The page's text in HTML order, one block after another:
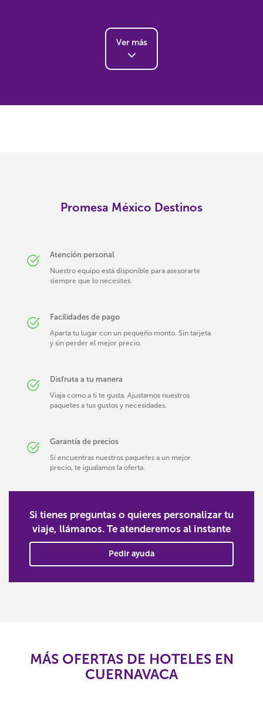
Ver más
Promesa México Destinos
Atención personal
Nuestro equipo está disponible para asesorarte
siempre que lo necesites.
Facilidades de pago
Aparta tu lugar con un pequeño monto. Sin tarjeta
y sin perder el mejor precio.
Disfruta a tu manera
Viaja como a ti te gusta. Ajustamos nuestros
paquetes a tus gustos y necesidades.
Garantía de precios
Si encuentras nuestros paquetes a un mejor
precio, te igualamos la oferta.
Si tienes preguntas o quieres personalizar tu
viaje, llámanos. Te atenderemos al instante
Pedir ayuda
MÁS OFERTAS DE HOTELES EN
CUERNAVACA